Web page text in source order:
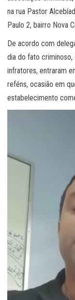
na rua Pastor
Paulo 2, bairro Nova
De acordo com
dia do fato
infratores, entraram
reféns, ocasião em
estabelecimento